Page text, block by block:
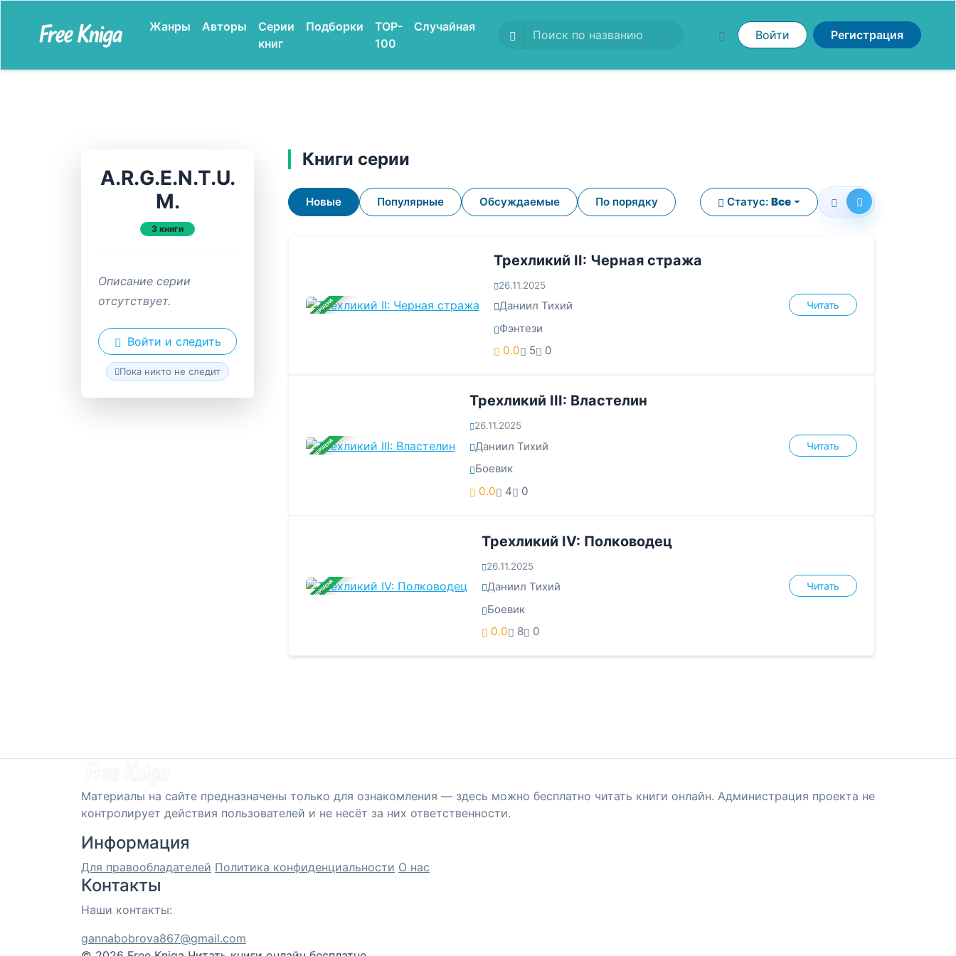
Жанры Авторы
Серии
книг
Подборки
TOP-
100
Случайная
Войти Регистрация
A.R.G.E.N.T.U.
M.
3 книги
Описание серии
отсутствует.
Войти и следить
Пока никто не следит
Книги серии
Новые Популярные Обсуждаемые По порядку Статус: Все
ЗАВЕРШЕНА
Трехликий II: Черная стража
26.11.2025
Даниил Тихий
Фэнтези
0.0
5 0
Читать
ЗАВЕРШЕНА
Трехликий III: Властелин
26.11.2025
Даниил Тихий
Боевик
0.0
4 0
Читать
ЗАВЕРШЕНА
Трехликий IV: Полководец
26.11.2025
Даниил Тихий
Боевик
0.0
8 0
Читать
Материалы на сайте предназначены только для ознакомления — здесь можно бесплатно читать книги онлайн. Администрация проекта не
контролирует действия пользователей и не несёт за них ответственности.
Информация
Для правообладателей Политика конфиденциальности О нас
Контакты
Наши контакты:
gannabobrova867@gmail.com